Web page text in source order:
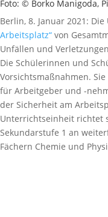
Foto: © Borko Manigoda,
Berlin, 8. Januar 2021:
Arbeitsplatz“ von
Unfällen und
Die Schülerinnen und
Vorsichtsmaßnahmen.
für Arbeitgeber und -
der Sicherheit am
Unterrichtseinheit richtet
Sekundarstufe 1 an
Fächern Chemie und